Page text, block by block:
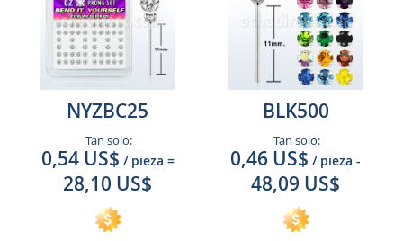
NYZBC25
Tan solo:
0,54 US$ / pieza =
28,10 US$
BLK500
Tan solo:
0,46 US$ / pieza -
48,09 US$